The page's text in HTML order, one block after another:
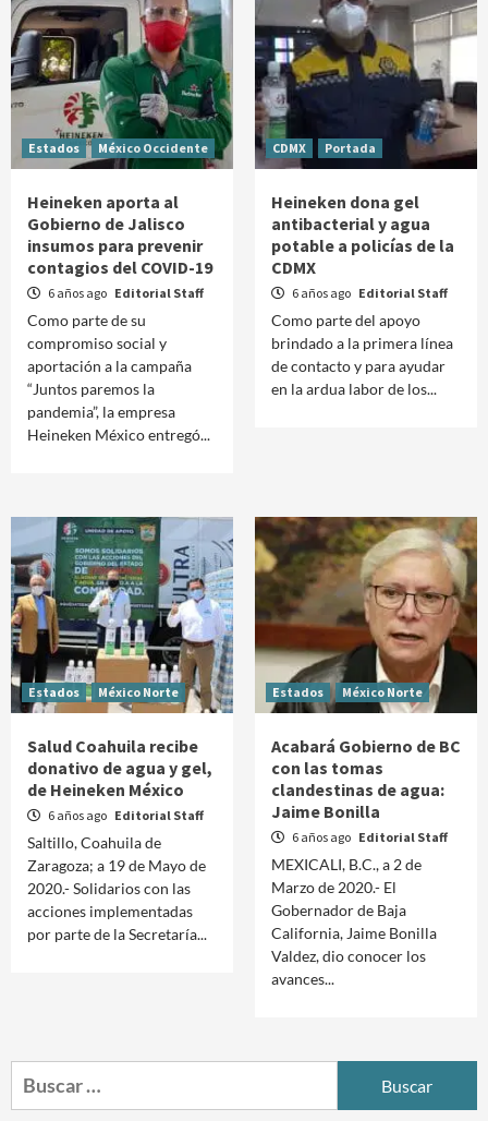
Estados México Occidente
Heineken aporta al
Gobierno de Jalisco
insumos para prevenir
contagios del COVID-19
6 años ago Editorial Staff
Como parte de su
compromiso social y
aportación a la campaña
“Juntos paremos la
pandemia”, la empresa
Heineken México entregó...
CDMX Portada
Heineken dona gel
antibacterial y agua
potable a policías de la
CDMX
6 años ago Editorial Staff
Como parte del apoyo
brindado a la primera línea
de contacto y para ayudar
en la ardua labor de los...
Estados México Norte
Salud Coahuila recibe
donativo de agua y gel,
de Heineken México
6 años ago Editorial Staff
Saltillo, Coahuila de
Zaragoza; a 19 de Mayo de
2020.- Solidarios con las
acciones implementadas
por parte de la Secretaría...
Estados México Norte
Acabará Gobierno de BC
con las tomas
clandestinas de agua:
Jaime Bonilla
6 años ago Editorial Staff
MEXICALI, B.C., a 2 de
Marzo de 2020.- El
Gobernador de Baja
California, Jaime Bonilla
Valdez, dio conocer los
avances...
Buscar: